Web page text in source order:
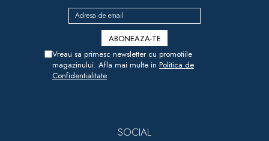
Vreau sa primesc newsletter cu promotiile
magazinului. Afla mai multe in Politica de
Confidentialitate
SOCIAL